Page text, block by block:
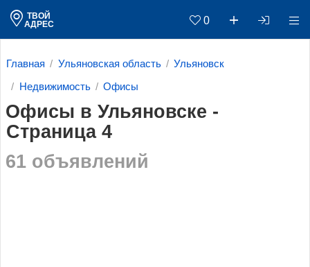
ТВОЙ
АДРЕС
0
Главная Ульяновская область Ульяновск
Недвижимость Офисы
Офисы в Ульяновске -
Страница 4
61 объявлений